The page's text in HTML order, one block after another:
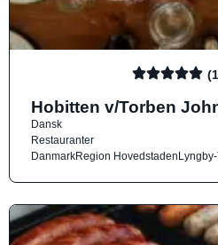
Hobitten v/Torben
Dansk
Restauranter
DanmarkRegion Hovedstaden